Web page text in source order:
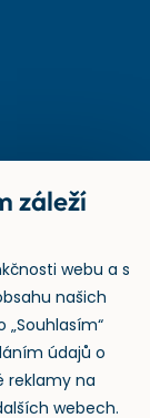
záleží
webu a s
našich
údajů o
reklamy na
webech.